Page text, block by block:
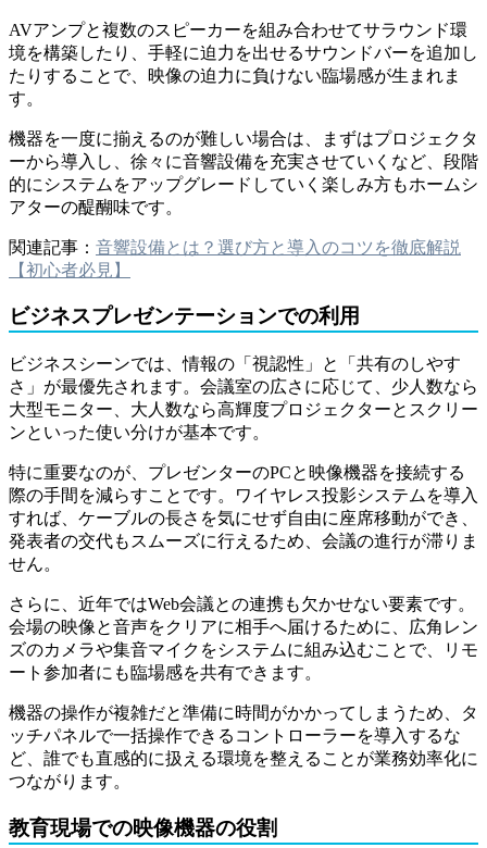
AVアンプと複数のスピーカーを組み合わせてサラウンド環
境を構築したり、手軽に迫力を出せるサウンドバーを追加し
たりすることで、映像の迫力に負けない臨場感が生まれま
す。
機器を一度に揃えるのが難しい場合は、まずはプロジェクタ
ーから導入し、徐々に音響設備を充実させていくなど、段階
的にシステムをアップグレードしていく楽しみ方もホームシ
アターの醍醐味です。
関連記事： 音響設備とは？選び方と導入のコツを徹底解説
【初心者必見】
ビジネスプレゼンテーションでの利用
ビジネスシーンでは、情報の「視認性」と「共有のしやす
さ」が最優先されます。会議室の広さに応じて、少人数なら
大型モニター、大人数なら高輝度プロジェクターとスクリー
ンといった使い分けが基本です。
特に重要なのが、プレゼンターのPCと映像機器を接続する
際の手間を減らすことです。ワイヤレス投影システムを導入
すれば、ケーブルの長さを気にせず自由に座席移動ができ、
発表者の交代もスムーズに行えるため、会議の進行が滞りま
せん。
さらに、近年ではWeb会議との連携も欠かせない要素です。
会場の映像と音声をクリアに相手へ届けるために、広角レン
ズのカメラや集音マイクをシステムに組み込むことで、リモ
ート参加者にも臨場感を共有できます。
機器の操作が複雑だと準備に時間がかかってしまうため、タ
ッチパネルで一括操作できるコントローラーを導入するな
ど、誰でも直感的に扱える環境を整えることが業務効率化に
つながります。
教育現場での映像機器の役割